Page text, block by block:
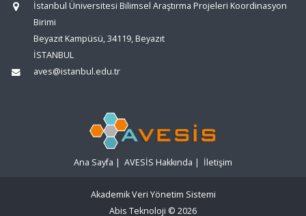
İstanbul Üniversitesi Bilimsel Araştırma Projeleri Koordinasyon
Birimi
Beyazıt Kampüsü, 34119, Beyazıt
İSTANBUL
aves@istanbul.edu.tr
Ana Sayfa | AVESİS Hakkında | İletişim
Akademik Veri Yönetim Sistemi
Abis Teknoloji © 2026